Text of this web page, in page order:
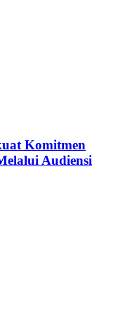
Komitmen
Audiensi